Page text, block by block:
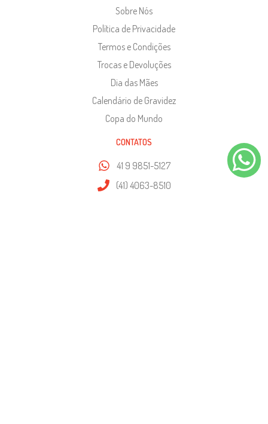
Sobre Nós
Política de Privacidade
Termos e Condições
Trocas e Devoluções
Dia das Mães
Calendário de Gravidez
Copa do Mundo
CONTATOS
41 9 9851-5127
(41) 4063-8510